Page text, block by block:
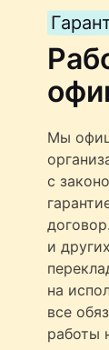
Мы
с
и
на
все
работы